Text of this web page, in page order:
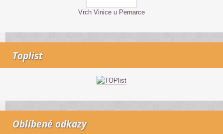
Vrch Vinice u Pernarce
Toplist
Oblíbené odkazy